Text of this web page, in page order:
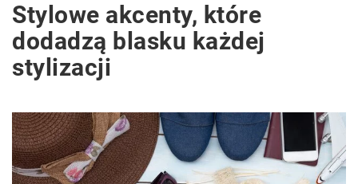
Stylowe akcenty, które
dodadzą blasku każdej
stylizacji